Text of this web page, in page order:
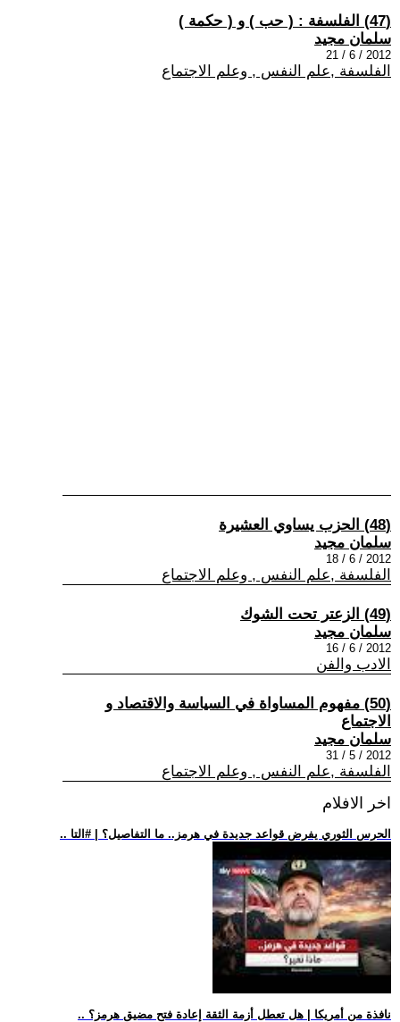
(47) الفلسفة : ( حب ) و ( حكمة )
سلمان مجيد
2012 / 6 / 21
الفلسفة ,علم النفس , وعلم الاجتماع
(48) الحزب يساوي العشيرة
سلمان مجيد
2012 / 6 / 18
الفلسفة ,علم النفس , وعلم الاجتماع
(49) الزعتر تحت الشوك
سلمان مجيد
2012 / 6 / 16
الادب والفن
(50) مفهوم المساواة في السياسة والاقتصاد و
الاجتماع
سلمان مجيد
2012 / 5 / 31
الفلسفة ,علم النفس , وعلم الاجتماع
اخر الافلام
.. الحرس الثوري يفرض قواعد جديدة في هرمز.. ما التفاصيل؟ | #التا
.. نافذة من أمريكا | هل تعطل أزمة الثقة إعادة فتح مضيق هرمز؟